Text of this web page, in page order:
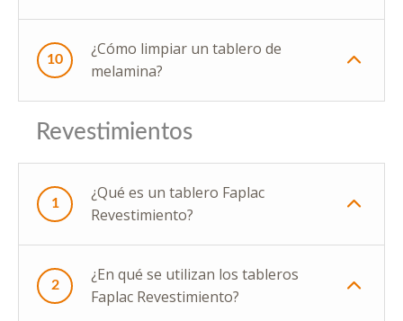
10
¿Cómo limpiar un tablero de
melamina?
Revestimientos
1
¿Qué es un tablero Faplac
Revestimiento?
2
¿En qué se utilizan los tableros
Faplac Revestimiento?